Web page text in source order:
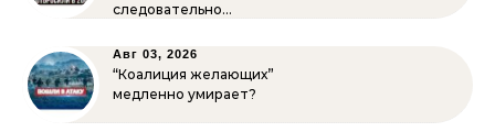
следовательно…
Авг 03, 2026
“Коалиция желающих”
медленно умирает?